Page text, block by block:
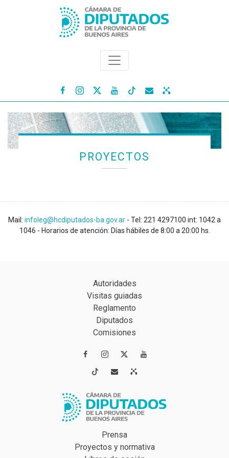
   
PROYECTOS
Mail: infoleg@hcdiputados-ba.gov.ar - Tel: 221 4297100 int: 1042 a
1046 - Horarios de atención: Días hábiles de 8:00 a 20:00 hs.
Autoridades
Visitas guiadas
Reglamento
Diputados
Comisiones
 
 
Prensa
Proyectos y normativa